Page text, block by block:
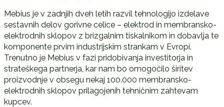
Mebius je v zadnjih dveh letih razvil tehnologijo izdelave
sestavnih delov gorivne celice – elektrod in membransko-
elektrodnih sklopov z brizgalnim tiskalnikom in dobavlja te
komponente prvim industrijskim strankam v Evropi.
Trenutno je Mebius v fazi pridobivanja investitorja in
strateškega partnerja, kar nam bo omogočilo širitev
proizvodnje v obsegu nekaj 100.000 membransko-
elektrodnih sklopov prilagojenih tehničnim zahtevam
kupcev.